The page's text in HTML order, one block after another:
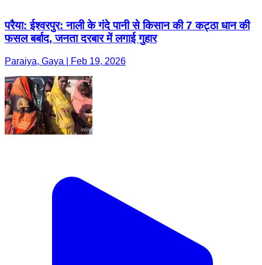
परैया: ईश्वरपुर: नाली के गंदे पानी से किसान की 7 कट्ठा धान की
फसल बर्बाद, जनता दरबार में लगाई गुहार
Paraiya, Gaya | Feb 19, 2026